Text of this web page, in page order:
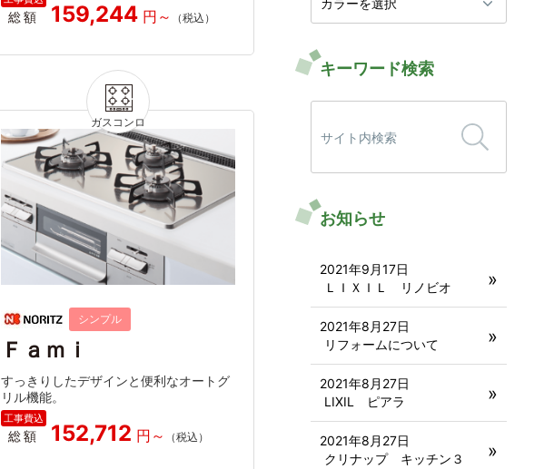
総額 159,244
シンプル
Ｆａｍｉ
すっきりしたデザインと便利なオートグ
リル機能。
総額 152,712
キーワード検索
お知らせ
ＬＩＸＩＬ リノビオ
2021年9月17日
リフォームについて
2021年8月27日
LIXIL ピアラ
2021年8月27日
クリナップ キッチン３
2021年8月27日